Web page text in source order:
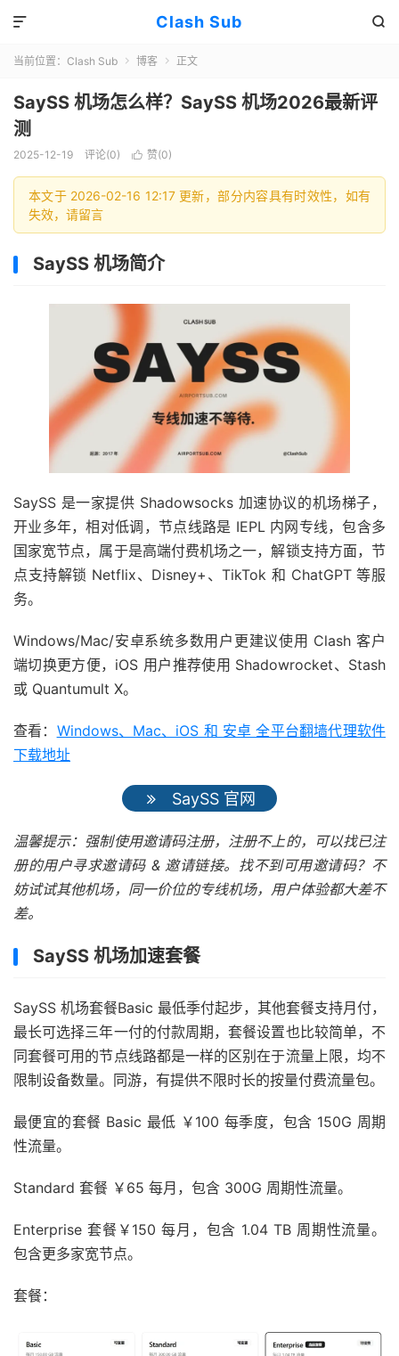
Clash Sub 

当前位置： Clash Sub  博客  正文
SaySS 机场怎么样？SaySS 机场2026最新评
测
2025-12-19 评论(0)  赞(0)
本文于 2026-02-16 12:17 更新，部分内容具有时效性，如有
失效，请留言
SaySS 机场简介
SaySS 是一家提供 Shadowsocks 加速协议的机场梯子，
开业多年，相对低调，节点线路是 IEPL 内网专线，包含多
国家宽节点，属于是高端付费机场之一，解锁支持方面，节
点支持解锁 Netflix、Disney+、TikTok 和 ChatGPT 等服
务。
Windows/Mac/安卓系统多数用户更建议使用 Clash 客户
端切换更方便，iOS 用户推荐使用 Shadowrocket、Stash
或 Quantumult X。
查看： Windows、Mac、iOS 和 安卓 全平台翻墙代理软件
下载地址
SaySS 官网
温馨提示：强制使用邀请码注册，注册不上的，可以找已注
册的用户寻求邀请码 & 邀请链接。找不到可用邀请码？不
妨试试其他机场，同一价位的专线机场，用户体验都大差不
差。
SaySS 机场加速套餐
SaySS 机场套餐Basic 最低季付起步，其他套餐支持月付，
最长可选择三年一付的付款周期，套餐设置也比较简单，不
同套餐可用的节点线路都是一样的区别在于流量上限，均不
限制设备数量。同游，有提供不限时长的按量付费流量包。
最便宜的套餐 Basic 最低 ￥100 每季度，包含 150G 周期
性流量。
Standard 套餐 ￥65 每月，包含 300G 周期性流量。
Enterprise 套餐￥150 每月，包含 1.04 TB 周期性流量。
包含更多家宽节点。
套餐：